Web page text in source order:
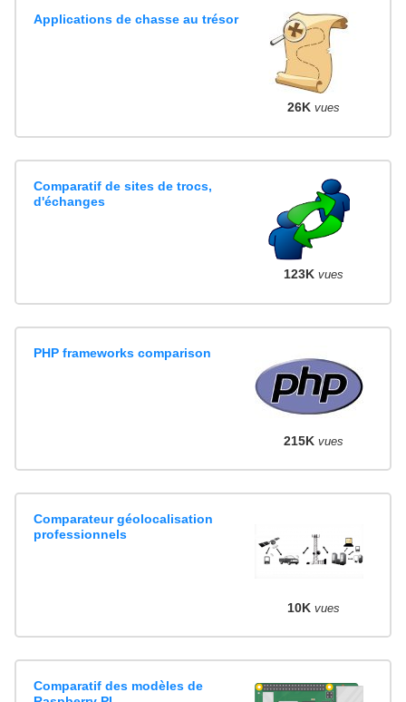
Applications de chasse au trésor
26K vues
Comparatif de sites de trocs,
d'échanges
123K vues
PHP frameworks comparison
215K vues
Comparateur géolocalisation
professionnels
10K vues
Comparatif des modèles de